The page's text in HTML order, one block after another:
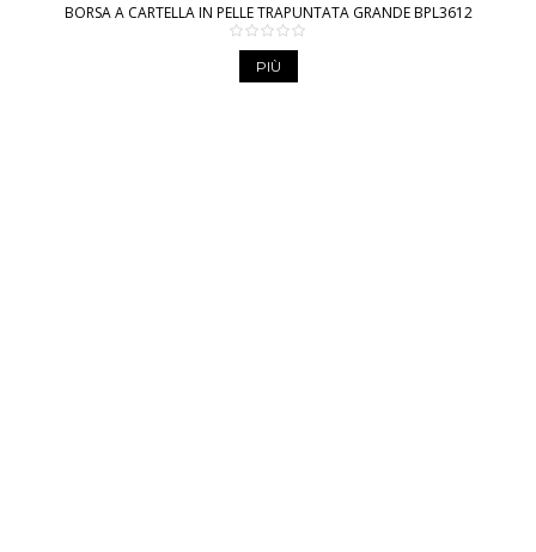
BORSA A CARTELLA IN PELLE TRAPUNTATA GRANDE BPL3612
PIÙ